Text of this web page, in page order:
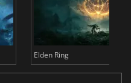
Elden Ring